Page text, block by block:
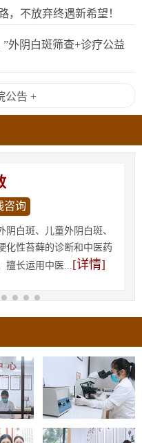
，不放弃终遇新希望！
”外阴白斑筛查+诊疗公益
公告 +
咨询
阴白斑、儿童外阴白斑、
化性苔藓的诊断和中医药
擅长运用中医...[详情]